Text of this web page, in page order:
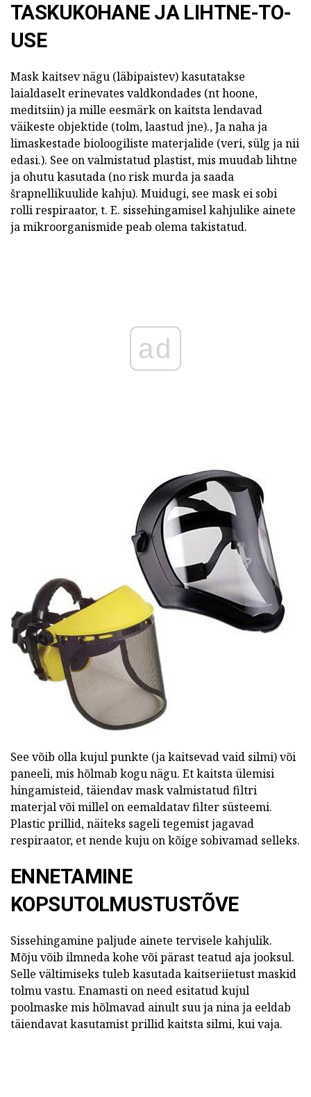
TASKUKOHANE JA LIHTNE-TO-
USE
Mask kaitsev nägu (läbipaistev) kasutatakse
laialdaselt erinevates valdkondades (nt hoone,
meditsiin) ja mille eesmärk on kaitsta lendavad
väikeste objektide (tolm, laastud jne)., Ja naha ja
limaskestade bioloogiliste materjalide (veri, sülg ja nii
edasi.). See on valmistatud plastist, mis muudab lihtne
ja ohutu kasutada (no risk murda ja saada
šrapnellikuulide kahju). Muidugi, see mask ei sobi
rolli respiraator, t. E. sissehingamisel kahjulike ainete
ja mikroorganismide peab olema takistatud.
ad
See võib olla kujul punkte (ja kaitsevad vaid silmi) või
paneeli, mis hõlmab kogu nägu. Et kaitsta ülemisi
hingamisteid, täiendav mask valmistatud filtri
materjal või millel on eemaldatav filter süsteemi.
Plastic prillid, näiteks sageli tegemist jagavad
respiraator, et nende kuju on kõige sobivamad selleks.
ENNETAMINE
KOPSUTOLMUSTUSTÕVE
Sissehingamine paljude ainete tervisele kahjulik.
Mõju võib ilmneda kohe või pärast teatud aja jooksul.
Selle vältimiseks tuleb kasutada kaitseriietust maskid
tolmu vastu. Enamasti on need esitatud kujul
poolmaske mis hõlmavad ainult suu ja nina ja eeldab
täiendavat kasutamist prillid kaitsta silmi, kui vaja.